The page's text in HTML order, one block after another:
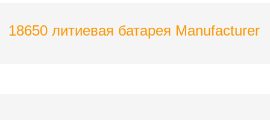
18650 литиевая батарея Manufacturer